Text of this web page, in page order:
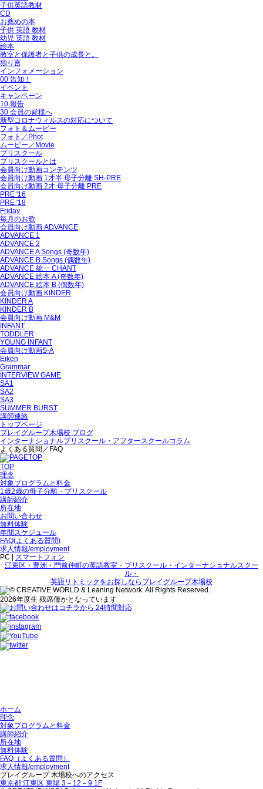
子供英語教材
CD
お薦めの本
子供 英語 教材
幼児 英語 教材
絵本
教室と保護者と子供の成長と。
独り言
インフォメーション
00 告知！
イベント
キャンペーン
10 報告
30 会員の皆様へ
新型コロナウィルスの対応について
フォト＆ムービー
フォト／Phot
ムービー／Movie
プリスクール
プリスクールとは
会員向け動画コンテンツ
会員向け動画 1才半 母子分離 SH-PRE
会員向け動画 2才 母子分離 PRE
PRE '16
PRE '18
Friday
毎月のお歌
会員向け動画 ADVANCE
ADVANCE 1
ADVANCE 2
ADVANCE A Songs (奇数年)
ADVANCE B Songs (偶数年)
ADVANCE 統一 CHANT
ADVANCE 絵本 A (奇数年)
ADVANCE 絵本 B (偶数年)
会員向け動画 KINDER
KINDER A
KINDER B
会員向け動画 M&M
INFANT
TODDLER
YOUNG INFANT
会員向け動画S-A
Eiken
Grammar
INTERVIEW GAME
SA1
SA2
SA3
SUMMER BURST
講師連絡
トップページ
プレイグループ木場校 ブログ
インターナショナルプリスクール・アフタースクールコラム
よくある質問／FAQ
TOP
理念
対象プログラムと料金
1歳2歳の母子分離・プリスクール
講師紹介
所在地
お問い合わせ
無料体験
年間スケジュール
FAQ(よくある質問)
求人情報/employment
PC | スマートフォン
江東区・豊洲・門前仲町の英語教室・プリスクール・インターナショナルスクー
ル・
英語リトミックをお探しならプレイグループ木場校
2026年度生 残席僅かとなっています
ホーム
理念
対象プログラムと料金
講師紹介
所在地
無料体験
FAQ（よくある質問）
求人情報/employment
プレイグループ 木場校へのアクセス
東京都 江東区 東陽 3－12－9 1F